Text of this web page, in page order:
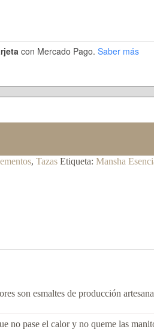
con Mercado Pago. Saber más
, Tazas Etiqueta: Mansha
son esmaltes de producción
no pase el calor y no queme las